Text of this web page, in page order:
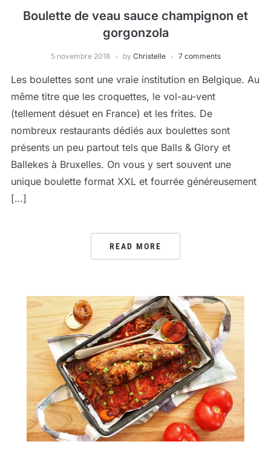
Boulette de veau sauce champignon et
gorgonzola
5 novembre 2018 by Christelle 7 comments
Les boulettes sont une vraie institution en Belgique. Au
même titre que les croquettes, le vol-au-vent
(tellement désuet en France) et les frites. De
nombreux restaurants dédiés aux boulettes sont
présents un peu partout tels que Balls & Glory et
Ballekes à Bruxelles. On vous y sert souvent une
unique boulette format XXL et fourrée généreusement
[…]
READ MORE